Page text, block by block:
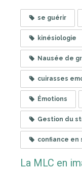
se guérir
kinésiologie
Nausée de
cuirasses
Émotions
Gestion du
confiance en
La MLC en